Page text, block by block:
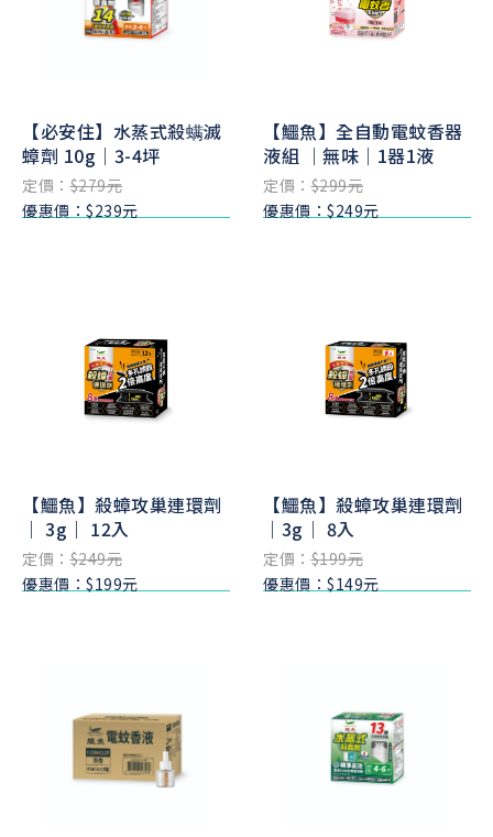
【必安住】水蒸式殺螨滅
蟑劑 10g｜3-4坪
定價：$279元
優惠價：$239元
【鱷魚】全自動電蚊香器
液組 ｜無味｜1器1液
定價：$299元
優惠價：$249元
【鱷魚】殺蟑攻巢連環劑
｜ 3g｜ 12入
定價：$249元
優惠價：$199元
【鱷魚】殺蟑攻巢連環劑
｜3g｜ 8入
定價：$199元
優惠價：$149元